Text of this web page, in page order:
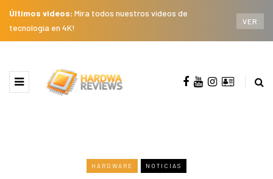
Últimos videos: Mira todos nuestros videos de
tecnología en 4K!
VER
HARDWARE NOTICIAS